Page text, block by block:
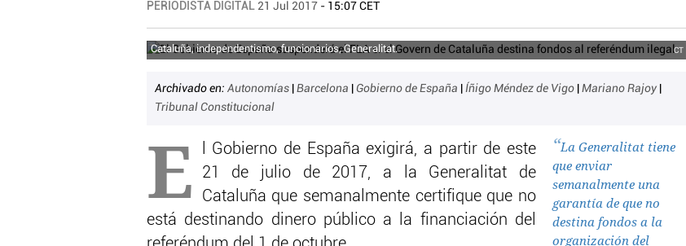
PERIODISTA DIGITAL 21 Jul 2017 - 15:07 CET
Cataluña, independentismo, funcionarios, Generalitat. CT
Archivado en: Autonomías Barcelona Gobierno de España Íñigo Méndez de Vigo Mariano Rajoy
Tribunal Constitucional
La Generalitat tiene
que enviar
semanalmente una
garantía de que no
destina fondos a la
organización del
E
l Gobierno de España exigirá, a partir de este
21 de julio de 2017, a la Generalitat de
Cataluña que semanalmente certifique que no
está destinando dinero público a la financiación del